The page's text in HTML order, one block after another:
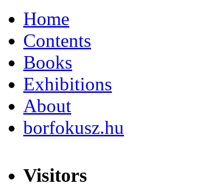
Home
Contents
Books
Exhibitions
About
borfokusz.hu
Visitors